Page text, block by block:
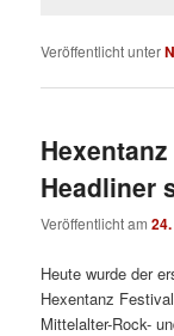
Veröffentlicht unter
Headliner
Veröffentlicht am
Heute wurde der
Hexentanz
Mittelalter-Rock-